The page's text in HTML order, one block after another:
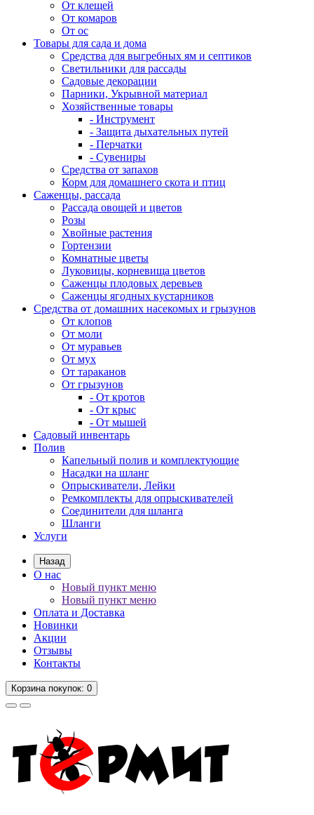
От клещей
От комаров
От ос
Товары для сада и дома
Средства для выгребных ям и септиков
Светильники для рассады
Садовые декорации
Парники, Укрывной материал
Хозяйственные товары
- Инструмент
- Защита дыхательных путей
- Перчатки
- Сувениры
Средства от запахов
Корм для домашнего скота и птиц
Саженцы, рассада
Рассада овощей и цветов
Розы
Хвойные растения
Гортензии
Комнатные цветы
Луковицы, корневища цветов
Саженцы плодовых деревьев
Саженцы ягодных кустарников
Средства от домашних насекомых и грызунов
От клопов
От моли
От муравьев
От мух
От тараканов
От грызунов
- От кротов
- От крыс
- От мышей
Садовый инвентарь
Полив
Капельный полив и комплектующие
Насадки на шланг
Опрыскиватели, Лейки
Ремкомплекты для опрыскивателей
Соединители для шланга
Шланги
Услуги
Назад
О нас
Новый пункт меню
Новый пункт меню
Оплата и Доставка
Новинки
Акции
Отзывы
Контакты
Корзинапокупок: 0